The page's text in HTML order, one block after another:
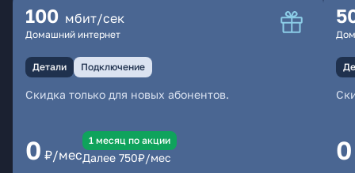
100 мбит/сек
Домашний интернет
Детали Подключение
Скидка только для новых абонентов.
0 ₽/мес
1 месяц по акции
Далее 750₽/мес 0